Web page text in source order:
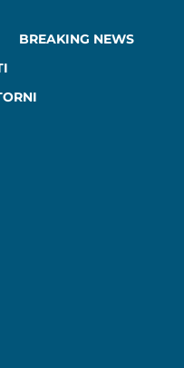
BREAKING NEWS